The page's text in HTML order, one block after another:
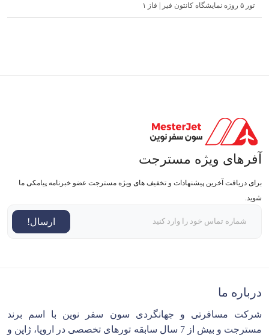
تور ۵ روزه نمایشگاه کانتون فیر | فاز ۱
آفرهای ویژه مسترجت
برای دریافت آخرین پیشنهادات و تخفیف های ویژه مسترجت عضو خبرنامه پیامکی ما
شوید.
ارسال!
درباره ما
شرکت مسافرتی و جهانگردی سون سفر نوین با اسم برند
مسترجت و بیش از 7 سال سابقه تورهای تخصصی در اروپا، ژاپن و